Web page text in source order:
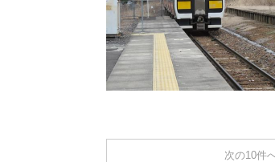
次の10件